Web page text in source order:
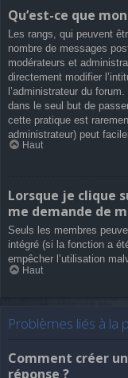
Qu’est-ce que
Les rangs, qui peuvent
nombre de messages
modérateurs et
directement modifier
l’administrateur du
dans le seul but de
cette pratique est
administrateur) peut
Haut
Lorsque je clique
me demande de
Seuls les membres
intégré (si la fonction a
empêcher l’utilisation
Haut
Problèmes liés à la
Comment créer
réponse ?